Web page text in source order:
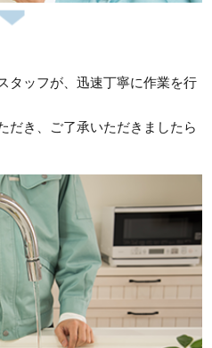
タッフが、迅速丁寧に作業を行
だき、ご了承いただきましたら